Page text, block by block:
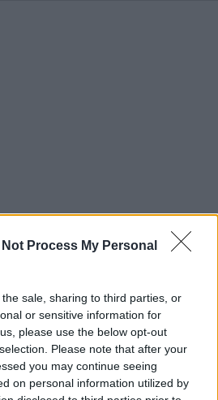
Not Process My Personal
sale, sharing to third parties, or
or sensitive information for
please use the below opt-out
Please note that after your
you may continue seeing
on personal information utilized by